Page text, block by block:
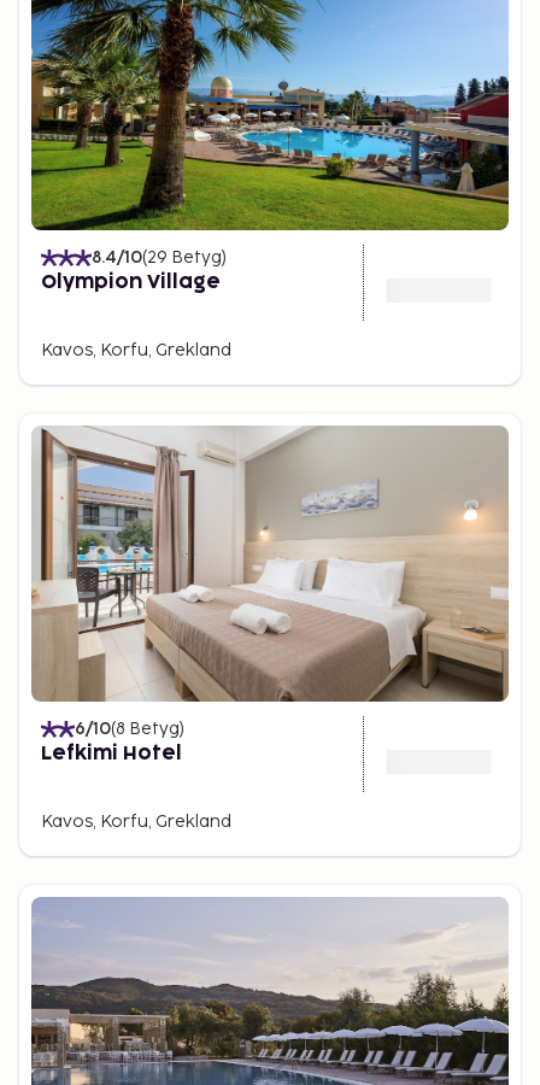
8.4/10(29 Betyg)
Olympion Village
Kavos, Korfu, Grekland
6/10(8 Betyg)
Lefkimi Hotel
Kavos, Korfu, Grekland